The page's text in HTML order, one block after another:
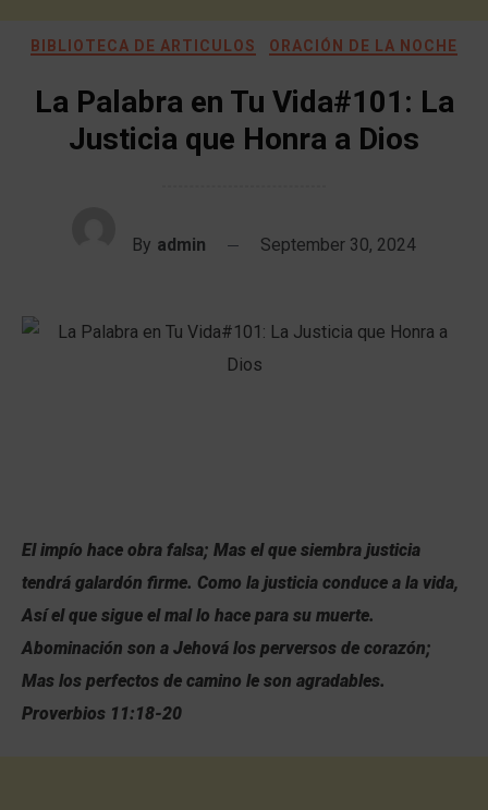
BIBLIOTECA DE ARTICULOS ORACIÓN DE LA NOCHE
La Palabra en Tu Vida#101: La
Justicia que Honra a Dios
By admin September 30, 2024
El impío hace obra falsa; Mas el que siembra justicia
tendrá galardón firme. Como la justicia conduce a la vida,
Así el que sigue el mal lo hace para su muerte.
Abominación son a Jehová los perversos de corazón;
Mas los perfectos de camino le son agradables.
Proverbios 11:18-20